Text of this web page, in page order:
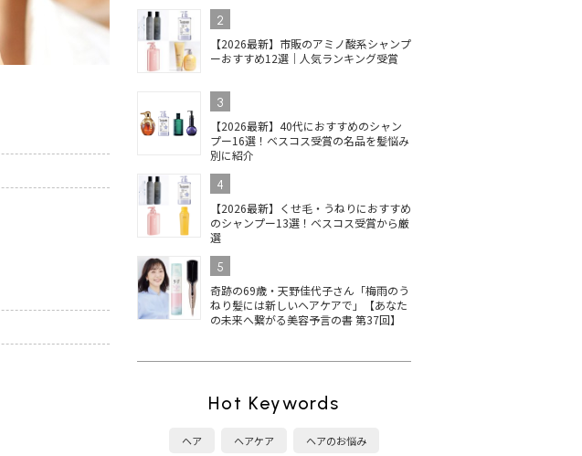
2
【2026最新】市販のアミノ酸系シャンプ
ーおすすめ12選｜人気ランキング受賞
3
【2026最新】40代におすすめのシャン
プー16選！ベスコス受賞の名品を髪悩み
別に紹介
4
【2026最新】くせ毛・うねりにおすすめ
のシャンプー13選！ベスコス受賞から厳
選
5
奇跡の69歳・天野佳代子さん「梅雨のう
ねり髪には新しいヘアケアで」【あなた
の未来へ繋がる美容予言の書 第37回】
Hot Keywords
ヘア ヘアケア ヘアのお悩み